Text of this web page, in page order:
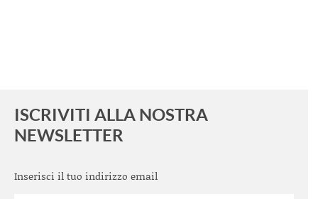
ISCRIVITI ALLA NOSTRA
NEWSLETTER
Inserisci il tuo indirizzo email